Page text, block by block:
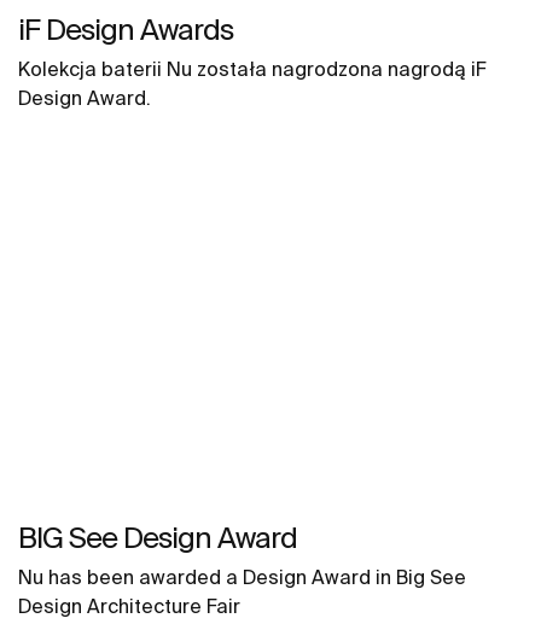
iF Design Awards
Kolekcja baterii Nu została nagrodzona nagrodą iF
Design Award.
BIG See Design Award
Nu has been awarded a Design Award in Big See
Design Architecture Fair